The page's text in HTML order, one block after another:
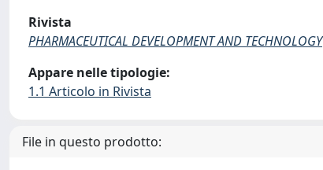
Rivista
PHARMACEUTICAL DEVELOPMENT AND TECHNOLOGY
Appare nelle tipologie:
1.1 Articolo in Rivista
File in questo prodotto: